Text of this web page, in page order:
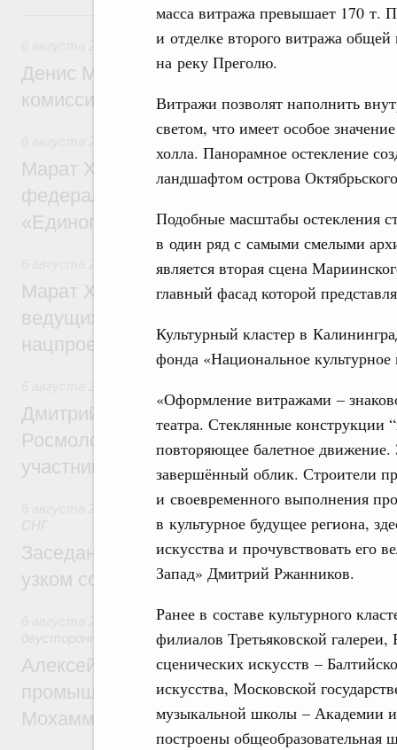
масса витража превышает 170 т.
и отделке второго витража
на реку Преголю.
Витражи позволят наполнить
светом, что имеет особое
холла. Панорамное остекление
ландшафтом острова
Подобные масштабы остекления
в один ряд с самыми смелыми
является вторая сцена
главный фасад которой
Культурный кластер в
фонда «Национальное культурное
«Оформление витражами –
театра. Стеклянные конструкции
повторяющее балетное движение.
завершённый облик. Строители
и своевременного выполнения
в культурное будущее региона,
искусства и прочувствовать его
Запад» Дмитрий Ржанников.
Ранее в составе культурного
филиалов Третьяковской галереи,
сценических искусств –
искусства, Московской
музыкальной школы – Академии
построены общеобразовательная
Вчера
Общие вопросы промышленной политики
Денис Мантуров провёл заседание
комиссии по промышленности
Регулирование в сфере строительства
Марат Хуснуллин: Более 130
федерального значения построено под
«Единого заказчика»
Национальный проект «Инфраструктура
Марат Хуснуллин: Порядка 200
ведущих к спортивным объектам,
нацпроекту «Инфраструктура для
Дмитрий Чернышенко, Сергей Кравцов и
Росмолодёжи Григорий Гуров
участников проекта «Кольцо открытий»
Евразийский экономический союз.
СНГ
Заседание Евразийского
узком составе
Экономические отношения с
двусторонней основе
Алексей Оверчук провёл рабочую
промышленности, недропользования и
Мохаммадом Атабаком